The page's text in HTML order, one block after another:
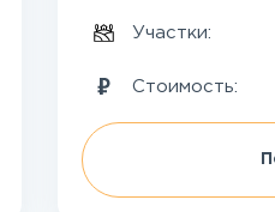
Участки:
Стоимость: